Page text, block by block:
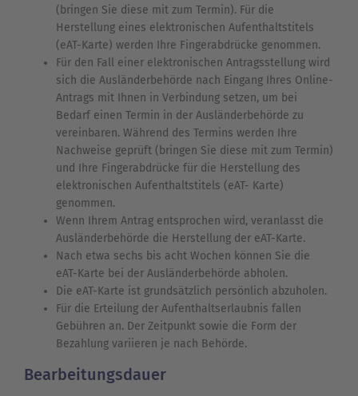
(bringen Sie diese mit zum Termin). Für die
Herstellung eines elektronischen Aufenthaltstitels
(eAT-Karte) werden Ihre Fingerabdrücke genommen.
Für den Fall einer elektronischen Antragsstellung wird
sich die Ausländerbehörde nach Eingang Ihres Online-
Antrags mit Ihnen in Verbindung setzen, um bei
Bedarf einen Termin in der Ausländerbehörde zu
vereinbaren. Während des Termins werden Ihre
Nachweise geprüft (bringen Sie diese mit zum Termin)
und Ihre Fingerabdrücke für die Herstellung des
elektronischen Aufenthaltstitels (eAT- Karte)
genommen.
Wenn Ihrem Antrag entsprochen wird, veranlasst die
Ausländerbehörde die Herstellung der eAT-Karte.
Nach etwa sechs bis acht Wochen können Sie die
eAT-Karte bei der Ausländerbehörde abholen.
Die eAT-Karte ist grundsätzlich persönlich abzuholen.
Für die Erteilung der Aufenthaltserlaubnis fallen
Gebühren an. Der Zeitpunkt sowie die Form der
Bezahlung variieren je nach Behörde.
Bearbeitungsdauer